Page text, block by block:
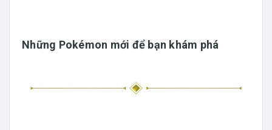
Những Pokémon mới để bạn khám phá